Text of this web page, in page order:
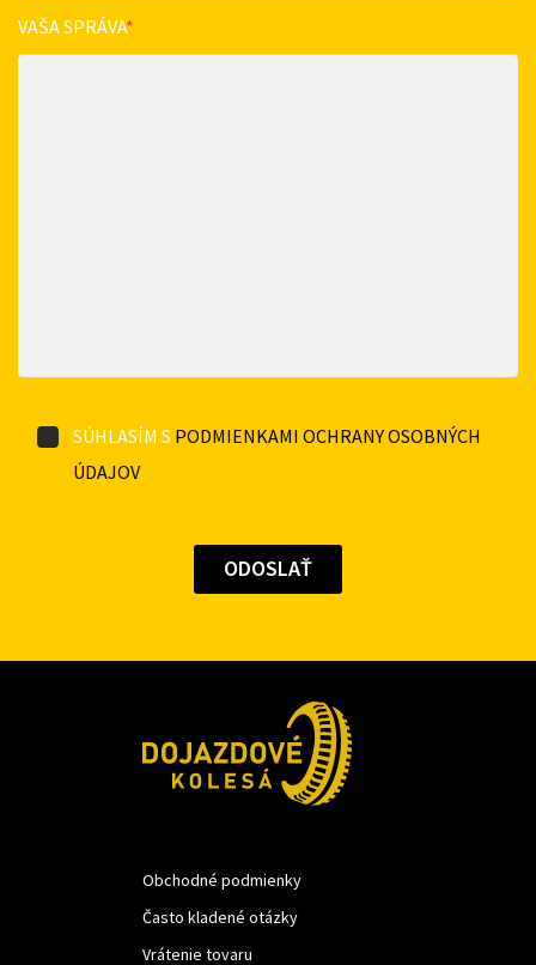
VAŠA SPRÁVA*
SÚHLASÍM S PODMIENKAMI OCHRANY OSOBNÝCH
ÚDAJOV
Obchodné podmienky
Často kladené otázky
Vrátenie tovaru